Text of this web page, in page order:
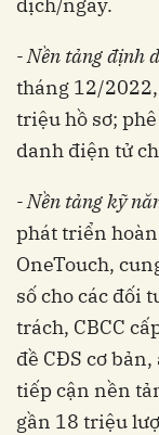
- Nền tảng định
tháng 12/
triệu hồ sơ;
danh điện tử
- Nền tảng kỹ
phát triển
OneTouch,
số cho các đối
trách, CBCC
đề CĐS cơ
tiếp cận nền
gần 18 triệu